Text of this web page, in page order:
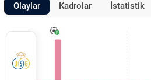
Olaylar Kadrolar İstatistik